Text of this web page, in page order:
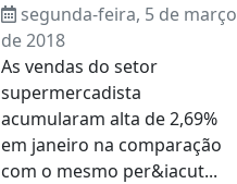
segunda-feira, 5 de março
de 2018
As vendas do setor
supermercadista
acumularam alta de 2,69%
em janeiro na comparação
com o mesmo per&iacut...